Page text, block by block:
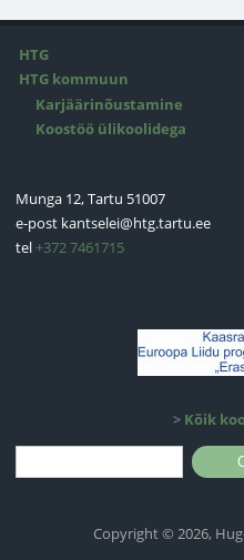
HTG
HTG kommuun
Karjäärinõustamine
Koostöö ülikoolidega
Munga 12, Tartu 51007
e-post kantselei@htg.tartu.ee
tel+372 7461715
> Kõik
Otsinguvorm
Otsing
Copyright © 2026,